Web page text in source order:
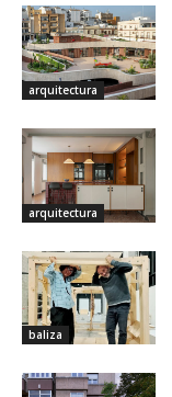
arquitectura
arquitectura
baliza